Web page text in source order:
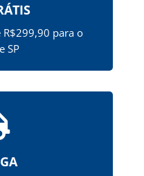
R$299,90 para o
SP